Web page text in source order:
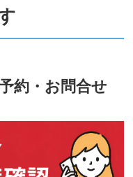
約・お問合せ